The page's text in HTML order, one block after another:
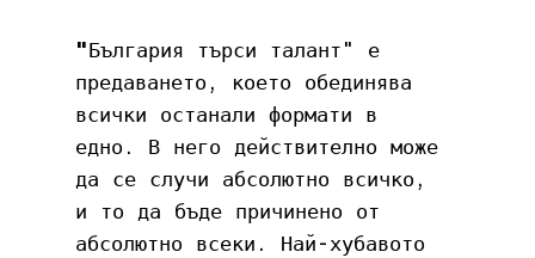
"България търси талант" е
предаването, което обединява
всички останали формати в
едно. В него действително може
да се случи абсолютно всичко,
и то да бъде причинено от
абсолютно всеки. Най-хубавото